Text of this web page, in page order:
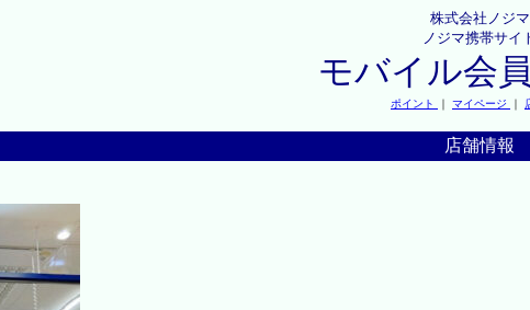
株式会社ノジマ
ノジマ携帯サイ
モバイル会
ポイント ｜ マイページ ｜
店舗情報